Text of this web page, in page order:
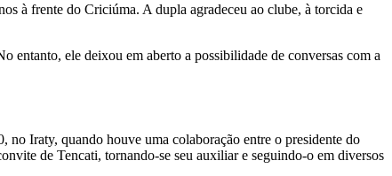
à frente do Criciúma. A dupla agradeceu ao clube, à torcida e
entanto, ele deixou em aberto a possibilidade de conversas com a
no Iraty, quando houve uma colaboração entre o presidente do
de Tencati, tornando-se seu auxiliar e seguindo-o em diversos